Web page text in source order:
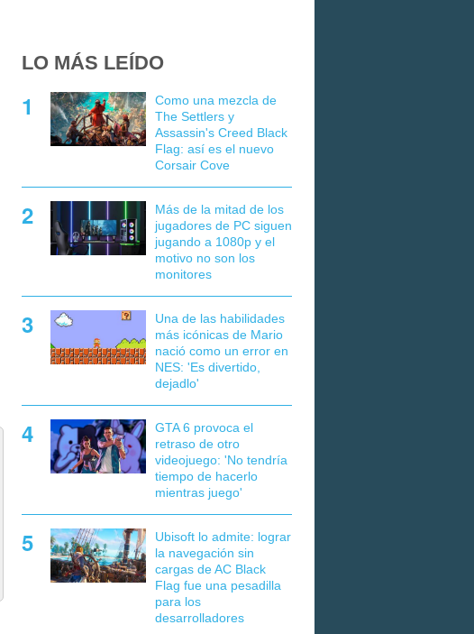
LO MÁS LEÍDO
Como una mezcla de
The Settlers y
Assassin's Creed Black
Flag: así es el nuevo
Corsair Cove
Más de la mitad de los
jugadores de PC siguen
jugando a 1080p y el
motivo no son los
monitores
Una de las habilidades
más icónicas de Mario
nació como un error en
NES: 'Es divertido,
dejadlo'
GTA 6 provoca el
retraso de otro
videojuego: 'No tendría
tiempo de hacerlo
mientras juego'
Ubisoft lo admite: lograr
la navegación sin
cargas de AC Black
Flag fue una pesadilla
para los
desarrolladores